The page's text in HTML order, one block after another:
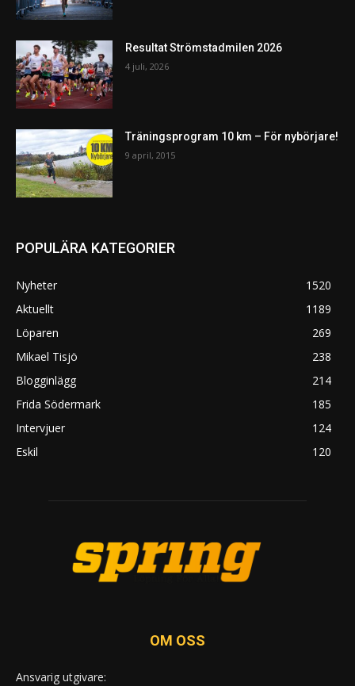
Resultat Strömstadmilen 2026
4 juli, 2026
Träningsprogram 10 km – För nybörjare!
9 april, 2015
POPULÄRA KATEGORIER
Nyheter
1520
Aktuellt
1189
Löparen
269
Mikael Tisjö
238
Blogginlägg
214
Frida Södermark
185
Intervjuer
124
Eskil
120
OM OSS
Ansvarig utgivare: